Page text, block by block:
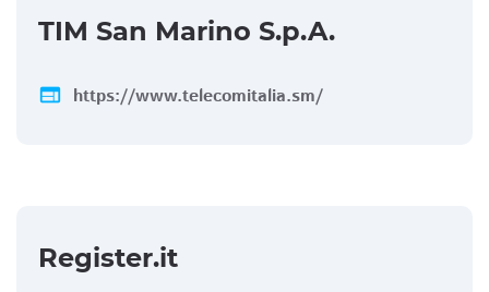
TIM San Marino S.p.A.
web https://www.telecomitalia.sm/
Register.it